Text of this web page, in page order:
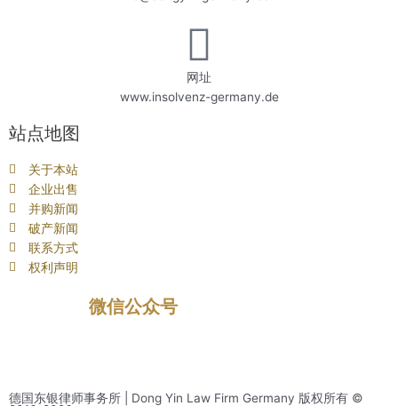
网址
www.insolvenz-germany.de
站点地图
关于本站
企业出售
并购新闻
破产新闻
联系方式
权利声明
微信公众号
德国东银律师事务所 | Dong Yin Law Firm Germany 版权所有 ©